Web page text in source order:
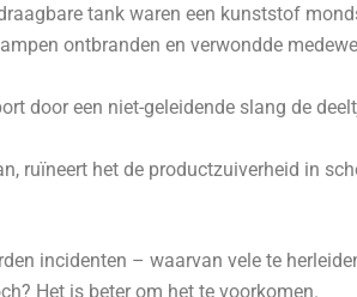
tank waren een kunststof
ontbranden en verwondde
door een niet-geleidende slang de
ruïneert het de productzuiverheid in
incidenten – waarvan vele te
Het is beter om het te voorkomen.